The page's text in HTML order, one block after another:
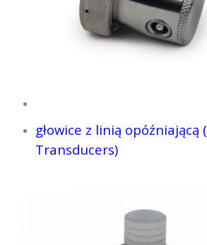
głowice z linią opóźniającą
Transducers)